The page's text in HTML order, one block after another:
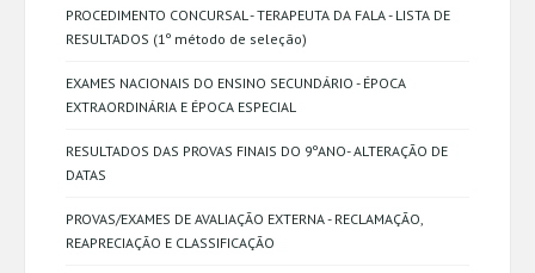
PROCEDIMENTO CONCURSAL - TERAPEUTA DA FALA - LISTA DE
RESULTADOS (1º método de seleção)
EXAMES NACIONAIS DO ENSINO SECUNDÁRIO - ÉPOCA
EXTRAORDINÁRIA E ÉPOCA ESPECIAL
RESULTADOS DAS PROVAS FINAIS DO 9ºANO- ALTERAÇÃO DE
DATAS
PROVAS/EXAMES DE AVALIAÇÃO EXTERNA - RECLAMAÇÃO,
REAPRECIAÇÃO E CLASSIFICAÇÃO